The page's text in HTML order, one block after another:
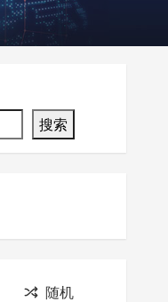
搜索
随机